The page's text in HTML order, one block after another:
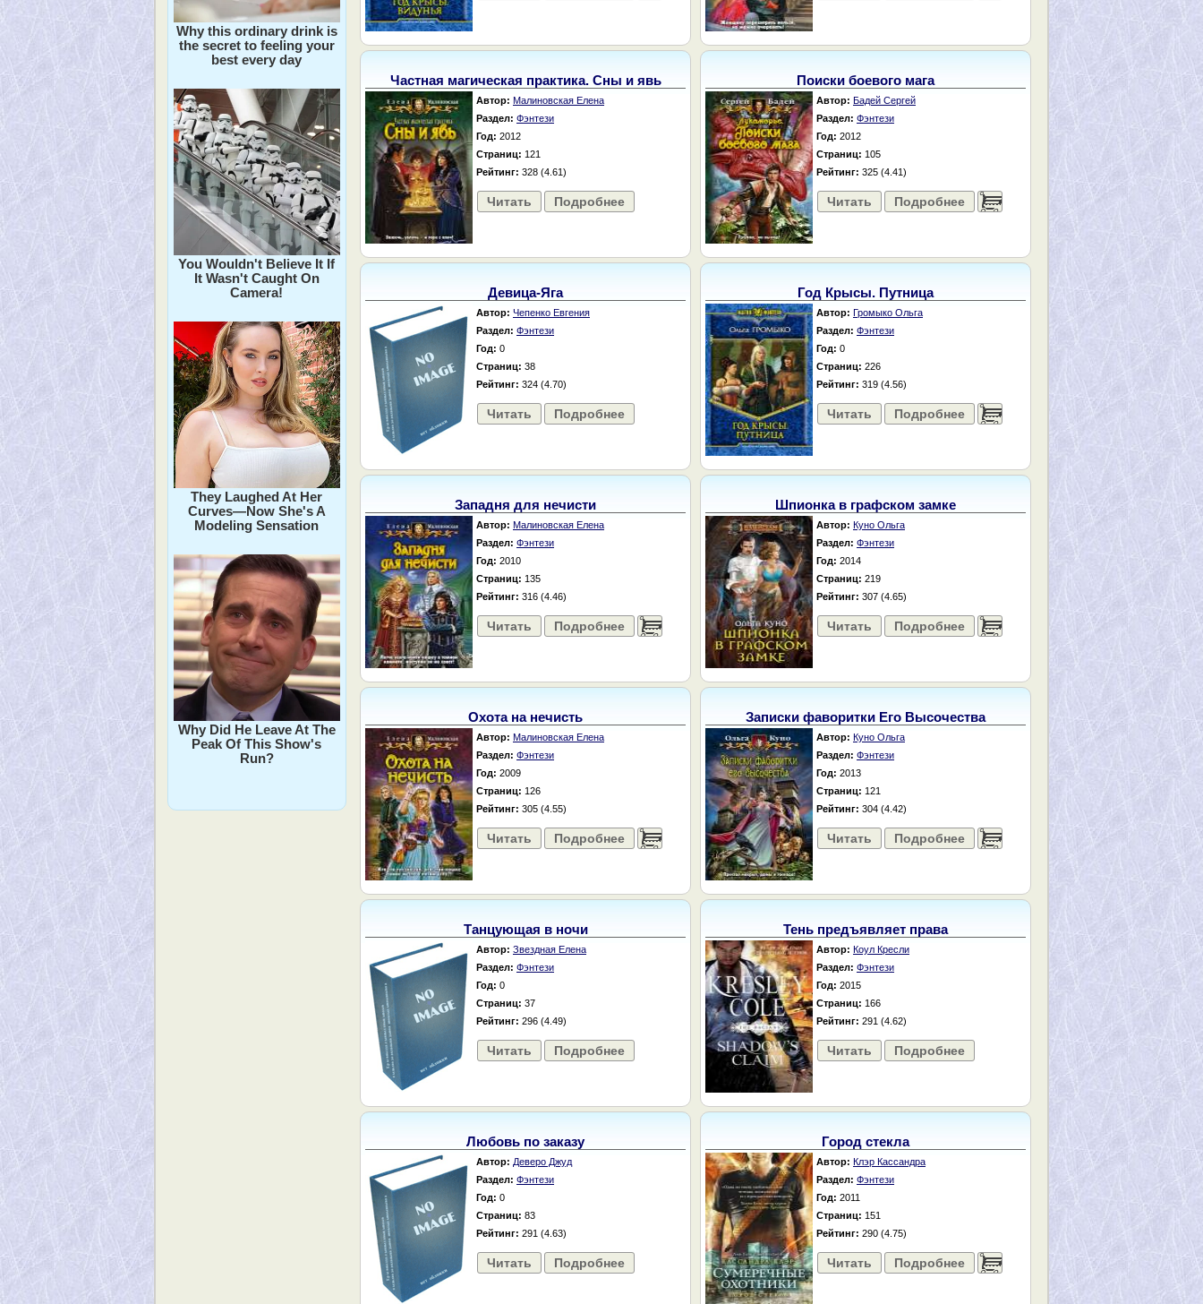
Why this ordinary drink is
the secret to feeling your
best every day
You Wouldn't Believe It If
It Wasn't Caught On
Camera!
They Laughed At Her
Curves—Now She's A
Modeling Sensation
Why Did He Leave At The
Peak Of This Show's
Run?
Частная магическая практика. Сны и явь
Автор: Малиновская Елена
Раздел: Фэнтези
Год: 2012
Страниц: 121
Рейтинг: 328 (4.61)
Читать Подробнее
Поиски боевого мага
Автор: Бадей Сергей
Раздел: Фэнтези
Год: 2012
Страниц: 105
Рейтинг: 325 (4.41)
Читать Подробнее ......
Девица-Яга
Автор: Чепенко Евгения
Раздел: Фэнтези
Год: 0
Страниц: 38
Рейтинг: 324 (4.70)
Читать Подробнее
Год Крысы. Путница
Автор: Громыко Ольга
Раздел: Фэнтези
Год: 0
Страниц: 226
Рейтинг: 319 (4.56)
Читать Подробнее ......
Западня для нечисти
Автор: Малиновская Елена
Раздел: Фэнтези
Год: 2010
Страниц: 135
Рейтинг: 316 (4.46)
Читать Подробнее ......
Шпионка в графском замке
Автор: Куно Ольга
Раздел: Фэнтези
Год: 2014
Страниц: 219
Рейтинг: 307 (4.65)
Читать Подробнее ......
Охота на нечисть
Автор: Малиновская Елена
Раздел: Фэнтези
Год: 2009
Страниц: 126
Рейтинг: 305 (4.55)
Читать Подробнее ......
Записки фаворитки Его Высочества
Автор: Куно Ольга
Раздел: Фэнтези
Год: 2013
Страниц: 121
Рейтинг: 304 (4.42)
Читать Подробнее ......
Танцующая в ночи
Автор: Звездная Елена
Раздел: Фэнтези
Год: 0
Страниц: 37
Рейтинг: 296 (4.49)
Читать Подробнее
Тень предъявляет права
Автор: Коул Кресли
Раздел: Фэнтези
Год: 2015
Страниц: 166
Рейтинг: 291 (4.62)
Читать Подробнее
Любовь по заказу
Автор: Деверо Джуд
Раздел: Фэнтези
Год: 0
Страниц: 83
Рейтинг: 291 (4.63)
Читать Подробнее
Город стекла
Автор: Клэр Кассандра
Раздел: Фэнтези
Год: 2011
Страниц: 151
Рейтинг: 290 (4.75)
Читать Подробнее ......